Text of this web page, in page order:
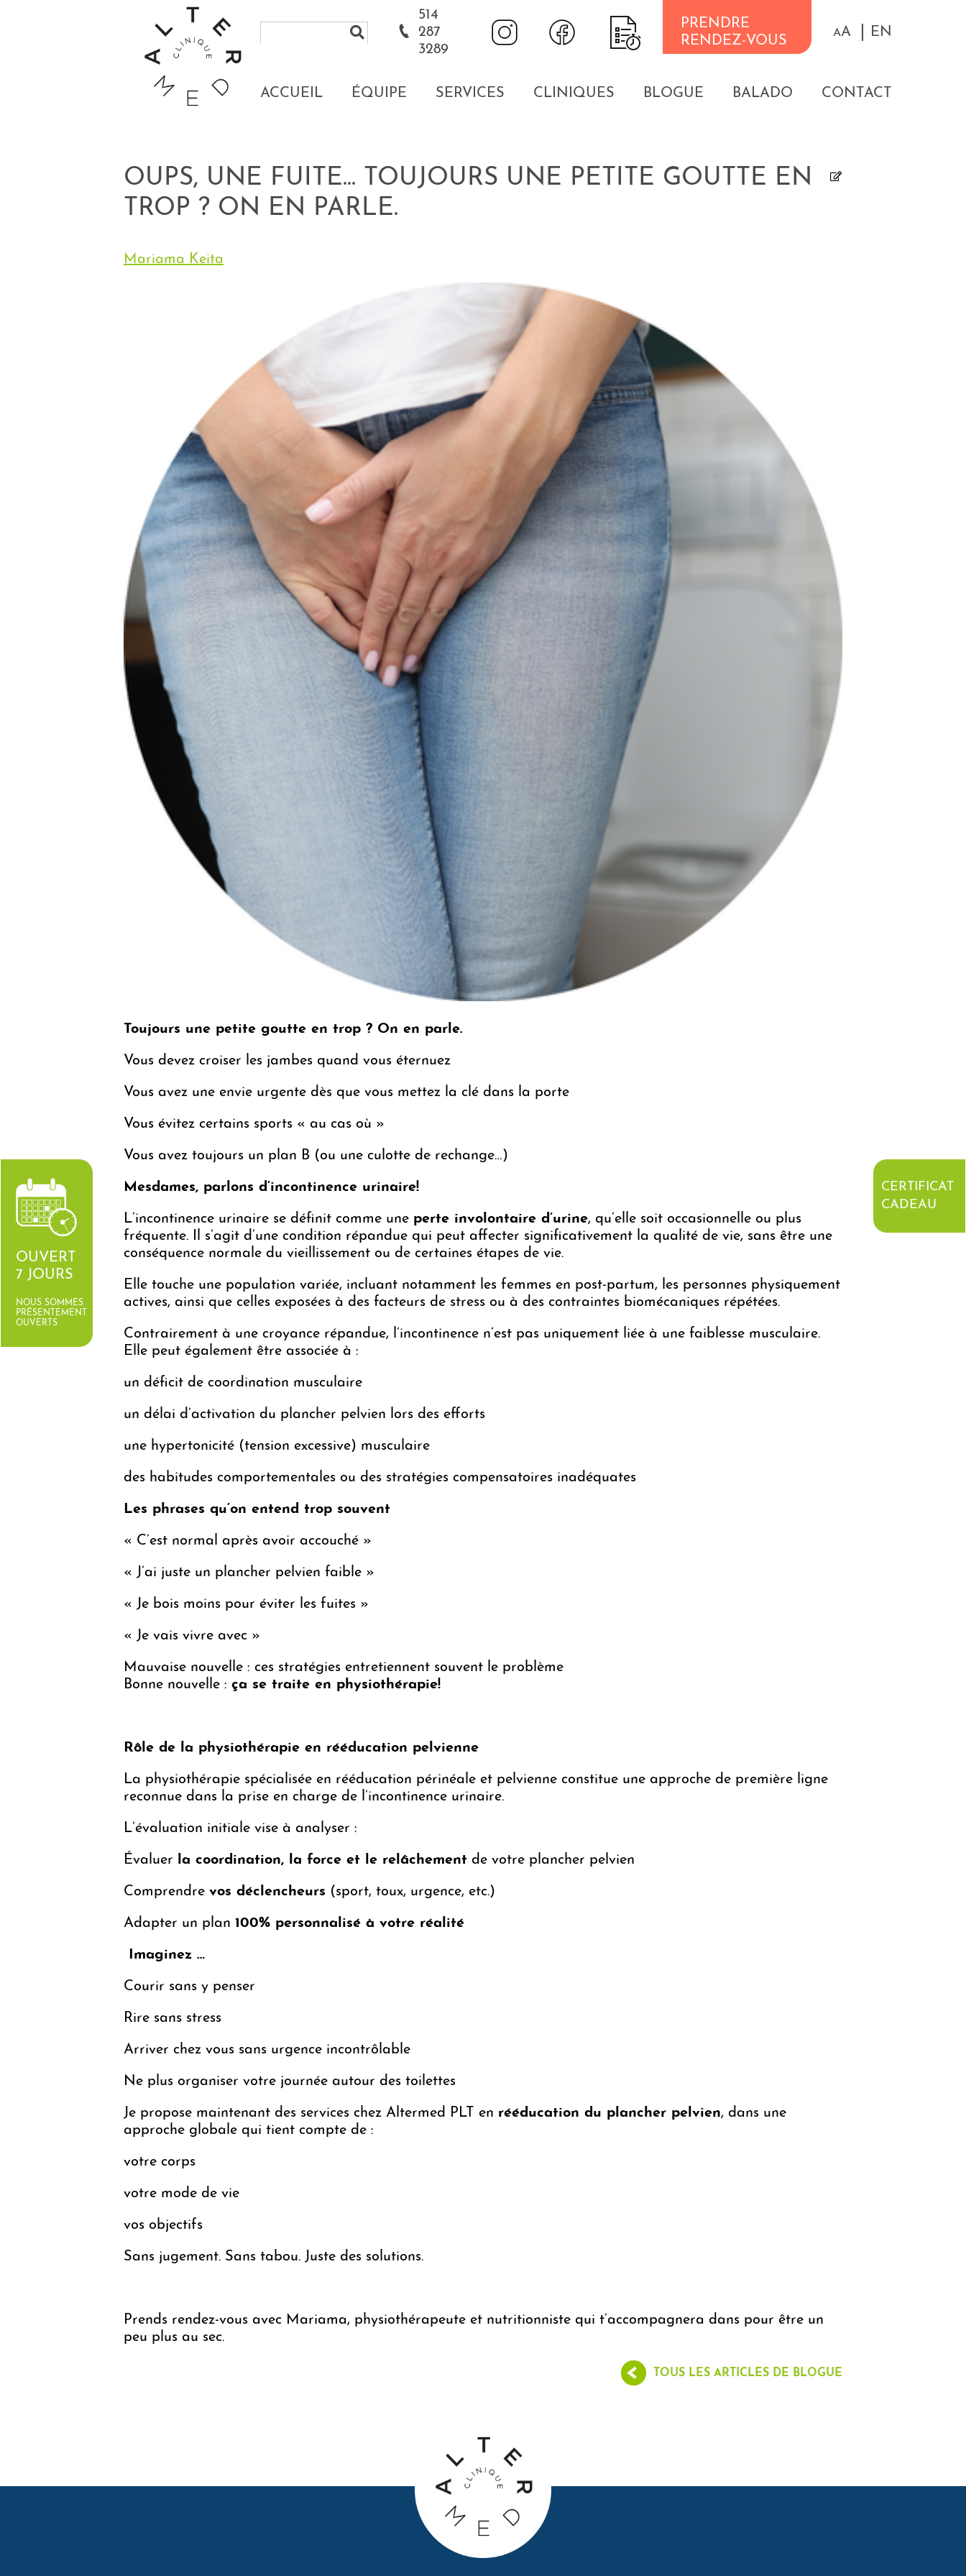
CERTIFICAT
CADEAU
OUVERT
7 JOURS
NOUS SOMMES
PRÉSENTEMENT
OUVERTS
514
287
3289
PRENDRE
RENDEZ-VOUS
AA EN
ACCUEIL ÉQUIPE SERVICES CLINIQUES BLOGUE BALADO CONTACT
OUPS, UNE FUITE... TOUJOURS UNE PETITE GOUTTE EN
TROP ? ON EN PARLE.
Mariama Keita
Toujours une petite goutte en trop ? On en parle.
Vous devez croiser les jambes quand vous éternuez
Vous avez une envie urgente dès que vous mettez la clé dans la porte
Vous évitez certains sports « au cas où »
Vous avez toujours un plan B (ou une culotte de rechange…)
Mesdames, parlons d’incontinence urinaire!
L’incontinence urinaire se définit comme une perte involontaire d’urine, qu’elle soit occasionnelle ou plus
fréquente. Il s’agit d’une condition répandue qui peut affecter significativement la qualité de vie, sans être une
conséquence normale du vieillissement ou de certaines étapes de vie.
Elle touche une population variée, incluant notamment les femmes en post-partum, les personnes physiquement
actives, ainsi que celles exposées à des facteurs de stress ou à des contraintes biomécaniques répétées.
Contrairement à une croyance répandue, l’incontinence n’est pas uniquement liée à une faiblesse musculaire.
Elle peut également être associée à :
un déficit de coordination musculaire
un délai d’activation du plancher pelvien lors des efforts
une hypertonicité (tension excessive) musculaire
des habitudes comportementales ou des stratégies compensatoires inadéquates
Les phrases qu’on entend trop souvent
« C’est normal après avoir accouché »
« J’ai juste un plancher pelvien faible »
« Je bois moins pour éviter les fuites »
« Je vais vivre avec »
Mauvaise nouvelle : ces stratégies entretiennent souvent le problème
Bonne nouvelle : ça se traite en physiothérapie!
Rôle de la physiothérapie en rééducation pelvienne
La physiothérapie spécialisée en rééducation périnéale et pelvienne constitue une approche de première ligne
reconnue dans la prise en charge de l’incontinence urinaire.
L’évaluation initiale vise à analyser :
Évaluer la coordination, la force et le relâchement de votre plancher pelvien
Comprendre vos déclencheurs (sport, toux, urgence, etc.)
Adapter un plan 100% personnalisé à votre réalité
Imaginez …
Courir sans y penser
Rire sans stress
Arriver chez vous sans urgence incontrôlable
Ne plus organiser votre journée autour des toilettes
Je propose maintenant des services chez Altermed PLT en rééducation du plancher pelvien, dans une
approche globale qui tient compte de :
votre corps
votre mode de vie
vos objectifs
Sans jugement. Sans tabou. Juste des solutions.
Prends rendez-vous avec Mariama, physiothérapeute et nutritionniste qui t’accompagnera dans pour être un
peu plus au sec.
TOUS LES ARTICLES DE BLOGUE